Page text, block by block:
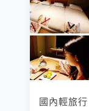
國內輕旅